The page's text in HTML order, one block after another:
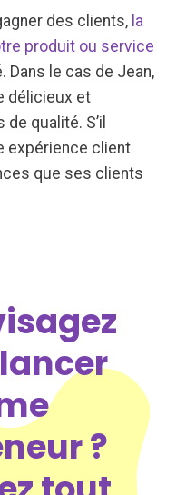
des clients, la
produit ou service
Dans le cas de Jean,
délicieux et
qualité. S’il
expérience client
que ses clients
?